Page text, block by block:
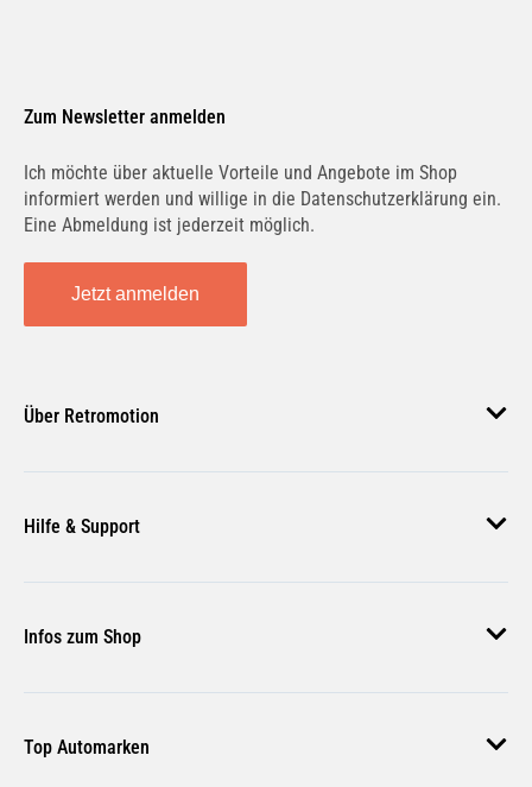
Zum Newsletter anmelden
Ich möchte über aktuelle Vorteile und Angebote im Shop
informiert werden und willige in die Datenschutzerklärung ein.
Eine Abmeldung ist jederzeit möglich.
Jetzt anmelden
Über Retromotion
Unsere Jobs
Magazin
Hilfe & Support
Zahlungsmethoden
Versand & Lieferung
Rückgabe & Erstattung
Infos zum Shop
Nutzungsbedingungen
Top Automarken